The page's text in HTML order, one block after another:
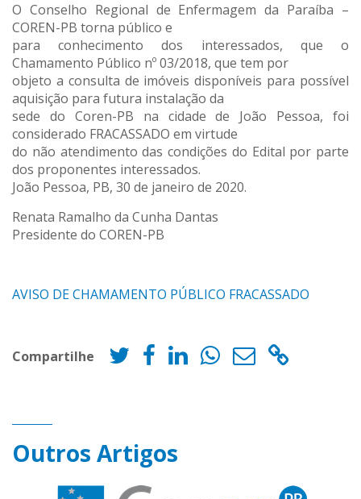
O Conselho Regional de Enfermagem da Paraíba –
COREN-PB torna público e
para conhecimento dos interessados, que o
Chamamento Público nº 03/2018, que tem por
objeto a consulta de imóveis disponíveis para possível
aquisição para futura instalação da
sede do Coren-PB na cidade de João Pessoa, foi
considerado FRACASSADO em virtude
do não atendimento das condições do Edital por parte
dos proponentes interessados.
João Pessoa, PB, 30 de janeiro de 2020.
Renata Ramalho da Cunha Dantas
Presidente do COREN-PB
AVISO DE CHAMAMENTO PÚBLICO FRACASSADO
Compartilhe
Outros Artigos